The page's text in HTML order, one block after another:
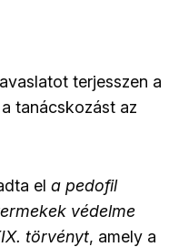
terjesszen a
tanácskozást az
el a pedofil
védelme
törvényt, amely a